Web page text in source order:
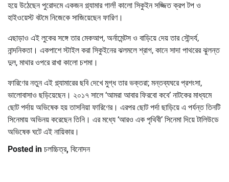
হয়ে উঠেছেন পুরোদমে একজন গ্ল্যামার গার্ল! কালো সিকুইন সজ্জিত ক্রপ টপ ও
হাইওয়েস্ট বটমে নিজেকে সাজিয়েছেন ফারিণ।
এছাড়াও এই লুকের সঙ্গে তার মেকআপ, অর্নামেন্টস ও বাড়িয়ে দেয় তার সৌন্দর্য,
নান্দনিকতা। একপাশে স্টাইল করা সিকুইনের ঝলমলে শ্রাগ, কানে সাদা পাথরের ঝুলন্ত
দুল, মাথার ওপরে রাখা কালো চশমা।
ফারিণের নতুন এই গ্ল্যামারের ছবি দেখে মুগ্ধ তার ভক্তরা; মন্তব্যঘরে প্রশংসা,
ভালোবাসাও ছড়িয়েছেন। ২০১৭ সালে ‘আমরা আবার ফিরবো কবে’ নাটকের মাধ্যমে
ছোট পর্দায় অভিষেক হয় তাসনিয়া ফারিণের। এরপর ছোট পর্দা ছাড়িয়ে এ পর্যন্ত তিনটি
সিনেমায় অভিনয় করেছেন তিনি। এর মধ্যে ‘আরও এক পৃথিবী’ সিনেমা দিয়ে টালিউডে
অভিষেক ঘটে এই নায়িকার।
Posted in চলচ্চিত্র, বিনোদন